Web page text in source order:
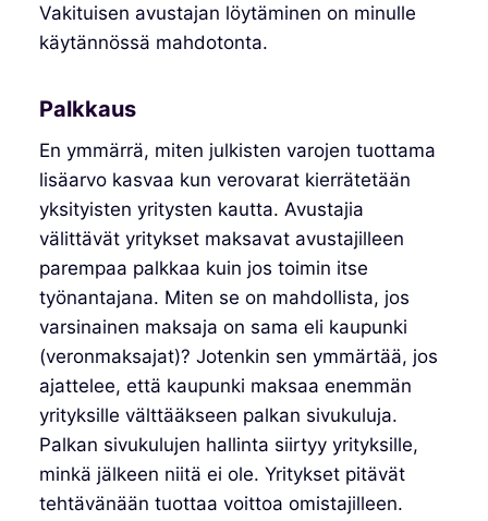
Vakituisen avustajan löytäminen on minulle
käytännössä mahdotonta.
Palkkaus
En ymmärrä, miten julkisten varojen tuottama
lisäarvo kasvaa kun verovarat kierrätetään
yksityisten yritysten kautta. Avustajia
välittävät yritykset maksavat avustajilleen
parempaa palkkaa kuin jos toimin itse
työnantajana. Miten se on mahdollista, jos
varsinainen maksaja on sama eli kaupunki
(veronmaksajat)? Jotenkin sen ymmärtää, jos
ajattelee, että kaupunki maksaa enemmän
yrityksille välttääkseen palkan sivukuluja.
Palkan sivukulujen hallinta siirtyy yrityksille,
minkä jälkeen niitä ei ole. Yritykset pitävät
tehtävänään tuottaa voittoa omistajilleen.